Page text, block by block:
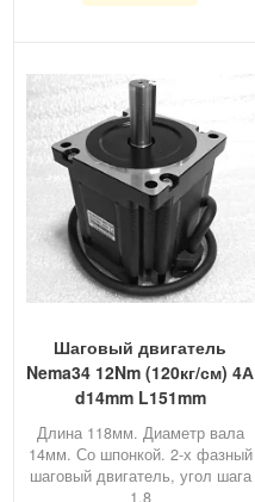
Шаговый двигатель
Nema34 12Nm (120кг/см) 4А
d14mm L151mm
Длина 118мм. Диаметр вала
14мм. Со шпонкой. 2-х фазный
шаговый двигатель, угол шага
1.8